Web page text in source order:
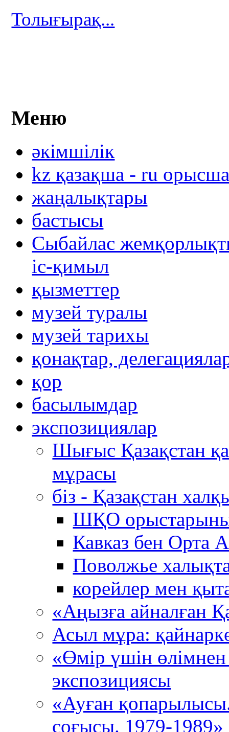
Толығырақ...
Меню
әкімшілік
kz қазақша - ru
жаңалықтары
бастысы
Сыбайлас
іс-қимыл
қызметтер
музей туралы
музей тарихы
қонақтар,
қор
басылымдар
экспозициялар
Шығыс Қазақстан
мұрасы
біз - Қазақстан
ШҚО
Кавказ бен Орта
Поволжье
корейлер мен
«Аңызға айналған
Асыл мұра:
«Өмір үшін
экспозициясы
«Ауған
соғысы. 1979-1989»